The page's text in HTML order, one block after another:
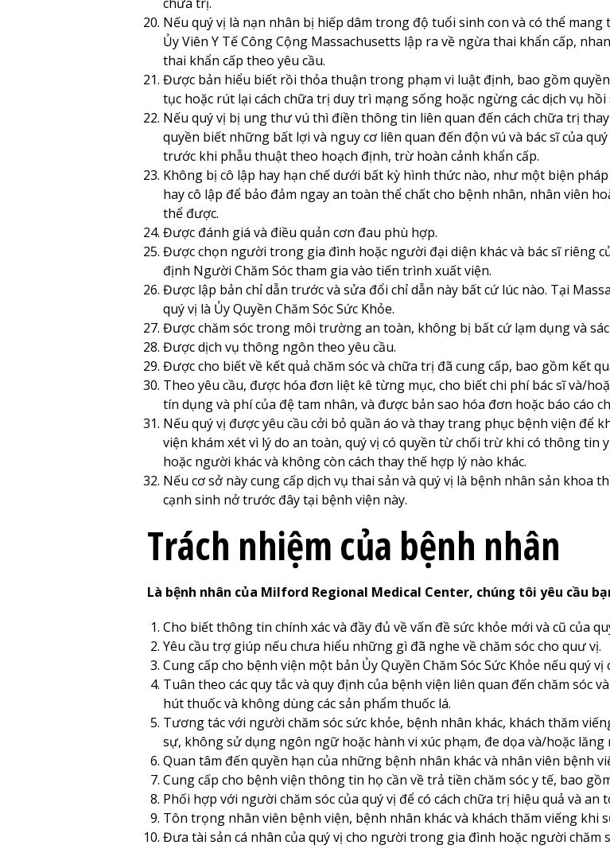
Nếu quý vị là nạn nhân bị hiếp dâm trong độ tuổi sinh con và có thể
Ủy Viên Y Tế Công Cộng Massachusetts lập ra về ngừa thai khẩn cấp,
thai khẩn cấp theo yêu cầu.
Được bản hiểu biết rồi thỏa thuận trong phạm vi luật định, bao gồm
tục hoặc rút lại cách chữa trị duy trì mạng sống hoặc ngừng các dịch vụ hồi
Nếu quý vị bị ung thư vú thì điền thông tin liên quan đến cách chữa trị
quyền biết những bất lợi và nguy cơ liên quan đến độn vú và bác sĩ của
trước khi phẫu thuật theo hoạch định, trừ hoàn cảnh khẩn cấp.
Không bị cô lập hay hạn chế dưới bất kỳ hình thức nào, như một biện
hay cô lập để bảo đảm ngay an toàn thể chất cho bệnh nhân, nhân viên
thể được.
Được đánh giá và điều quản cơn đau phù hợp.
Được chọn người trong gia đình hoặc người đại diện khác và bác sĩ riêng
định Người Chăm Sóc tham gia vào tiến trình xuất viện.
Được lập bản chỉ dẫn trước và sửa đổi chỉ dẫn này bất cứ lúc nào. Tại
quý vị là Ủy Quyền Chăm Sóc Sức Khỏe.
Được chăm sóc trong môi trường an toàn, không bị bất cứ lạm dụng và
Được dịch vụ thông ngôn theo yêu cầu.
Được cho biết về kết quả chăm sóc và chữa trị đã cung cấp, bao gồm kết
Theo yêu cầu, được hóa đơn liệt kê từng mục, cho biết chi phí bác sĩ và/
tín dụng và phí của đệ tam nhân, và được bản sao hóa đơn hoặc báo cáo
Nếu quý vị được yêu cầu cởi bỏ quần áo và thay trang phục bệnh viện để
viện khám xét vì lý do an toàn, quý vị có quyền từ chối trừ khi có thông tin
hoặc người khác và không còn cách thay thế hợp lý nào khác.
Nếu cơ sở này cung cấp dịch vụ thai sản và quý vị là bệnh nhân sản
cạnh sinh nở trước đây tại bệnh viện này.
Trách nhiệm của bệnh nhân
Là bệnh nhân của Milford Regional Medical Center, chúng tôi yêu cầu
Cho biết thông tin chính xác và đầy đủ về vấn đề sức khỏe mới và cũ của
Yêu cầu trợ giúp nếu chưa hiểu những gì đã nghe về chăm sóc cho quư vị.
Cung cấp cho bệnh viện một bản Ủy Quyền Chăm Sóc Sức Khỏe nếu quý vị
Tuân theo các quy tắc và quy định của bệnh viện liên quan đến chăm sóc
hút thuốc và không dùng các sản phẩm thuốc lá.
Tương tác với người chăm sóc sức khỏe, bệnh nhân khác, khách thăm
sự, không sử dụng ngôn ngữ hoặc hành vi xúc phạm, đe dọa và/hoặc lăng
Quan tâm đến quyền hạn của những bệnh nhân khác và nhân viên bệnh
Cung cấp cho bệnh viện thông tin họ cần về trả tiền chăm sóc y tế, bao
Phối hợp với người chăm sóc của quý vị để có cách chữa trị hiệu quả và an
Tôn trọng nhân viên bệnh viện, bệnh nhân khác và khách thăm viếng khi
Đưa tài sản cá nhân của quý vị cho người trong gia đình hoặc người chăm